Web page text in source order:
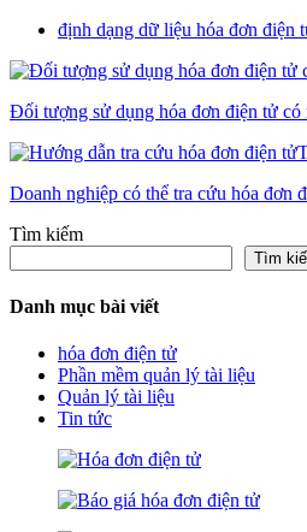
định dạng dữ liệu hóa đơn điện
Đối tượng sử dụng hóa đơn điện tử có
Doanh nghiệp có thể tra cứu hóa đơn
Tìm kiếm
Tìm
Danh mục bài viết
hóa đơn điện tử
Phần mềm quản lý tài liệu
Quản lý tài liệu
Tin tức